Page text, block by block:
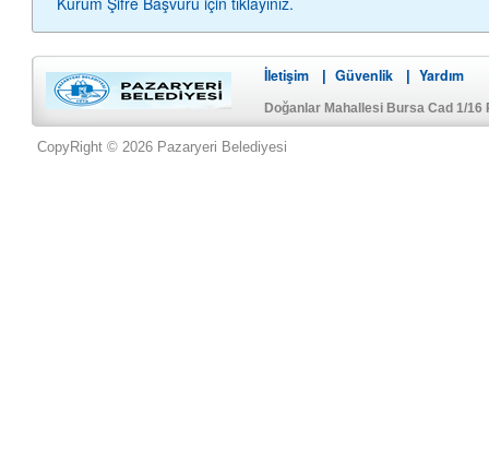
İletişim Güvenlik Yardım
Doğanlar Mahallesi Bursa Cad 1/16
CopyRight © 2026 Pazaryeri Belediyesi